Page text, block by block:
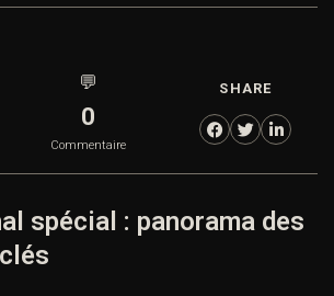
💬
0
Commentaire
SHARE
spécial : panorama des